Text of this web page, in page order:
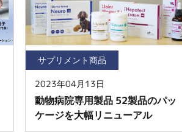
サプリメント商品
2023年04月13日
動物病院専用製品 52製品のパッ
ケージを大幅リニューアル